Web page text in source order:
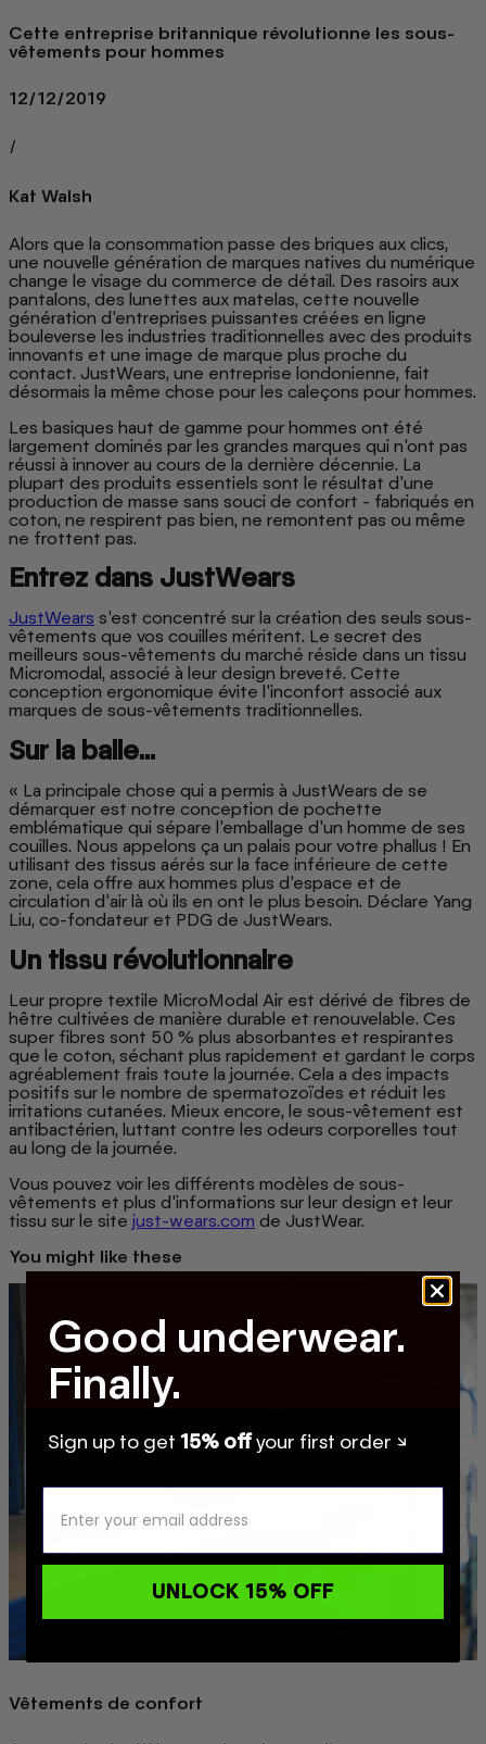
Cette entreprise britannique révolutionne les sous-
vêtements pour hommes
12/12/2019
/
Kat Walsh
Alors que la consommation passe des briques aux clics,
une nouvelle génération de marques natives du numérique
change le visage du commerce de détail. Des rasoirs aux
pantalons, des lunettes aux matelas, cette nouvelle
génération d'entreprises puissantes créées en ligne
bouleverse les industries traditionnelles avec des produits
innovants et une image de marque plus proche du
contact. JustWears, une entreprise londonienne, fait
désormais la même chose pour les caleçons pour hommes.
Les basiques haut de gamme pour hommes ont été
largement dominés par les grandes marques qui n'ont pas
réussi à innover au cours de la dernière décennie. La
plupart des produits essentiels sont le résultat d'une
production de masse sans souci de confort - fabriqués en
coton, ne respirent pas bien, ne remontent pas ou même
ne frottent pas.
Entrez dans JustWears
JustWears s'est concentré sur la création des seuls sous-
vêtements que vos couilles méritent. Le secret des
meilleurs sous-vêtements du marché réside dans un tissu
Micromodal, associé à leur design breveté. Cette
conception ergonomique évite l'inconfort associé aux
marques de sous-vêtements traditionnelles.
Sur la balle...
« La principale chose qui a permis à JustWears de se
démarquer est notre conception de pochette
emblématique qui sépare l'emballage d'un homme de ses
couilles. Nous appelons ça un palais pour votre phallus ! En
utilisant des tissus aérés sur la face inférieure de cette
zone, cela offre aux hommes plus d’espace et de
circulation d’air là où ils en ont le plus besoin. Déclare Yang
Liu, co-fondateur et PDG de JustWears.
Un tissu révolutionnaire
Leur propre textile MicroModal Air est dérivé de fibres de
hêtre cultivées de manière durable et renouvelable. Ces
super fibres sont 50 % plus absorbantes et respirantes
que le coton, séchant plus rapidement et gardant le corps
agréablement frais toute la journée. Cela a des impacts
positifs sur le nombre de spermatozoïdes et réduit les
irritations cutanées. Mieux encore, le sous-vêtement est
antibactérien, luttant contre les odeurs corporelles tout
au long de la journée.
Vous pouvez voir les différents modèles de sous-
vêtements et plus d'informations sur leur design et leur
tissu sur le site just-wears.com de JustWear.
You might like these
Vêtements de confort
Good underwear.
Finally.
Sign up to get 15% offyour first order ↘
UNLOCK 15% OFF